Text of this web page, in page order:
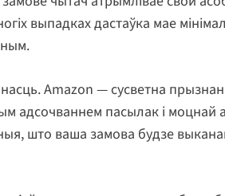
выпадках дастаўка мае
Amazon — сусветна
адсочваннем пасылак і моцнай
што ваша замова будзе